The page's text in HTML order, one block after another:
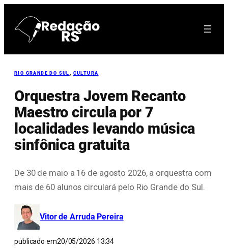
para
RIO GRANDE DO SUL , CULTURA
Orquestra Jovem Recanto
Maestro circula por 7
localidades levando música
sinfônica gratuita
De 30 de maio a 16 de agosto 2026, a orquestra com
mais de 60 alunos circulará pelo Rio Grande do Sul.
Vitor de Arruda Pereira
publicado em20/05/2026 13:34